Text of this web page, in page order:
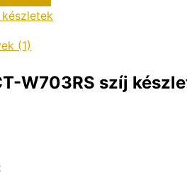
készletek
(1)
W703RS szíj